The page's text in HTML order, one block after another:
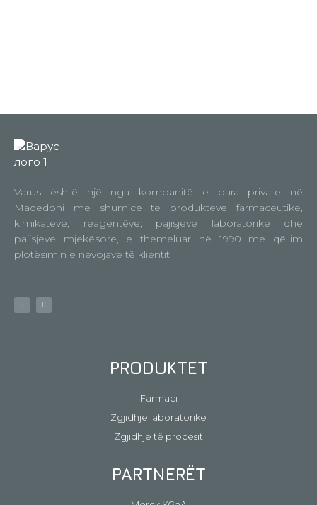
Varus është një nga kompanitë e para private në
Maqedoni me shumicë të produkteve farmaceutike,
kimikateve, reagentëve, pajisjeve laboratorike dhe
pajisjeve mjekësore, e themeluar në 1990 me qëllim
plotësimin e nevojave të klientit
PRODUKTET
Farmaci
Zgjidhje laboratorike
Zgjidhje të procesit
PARTNERËT